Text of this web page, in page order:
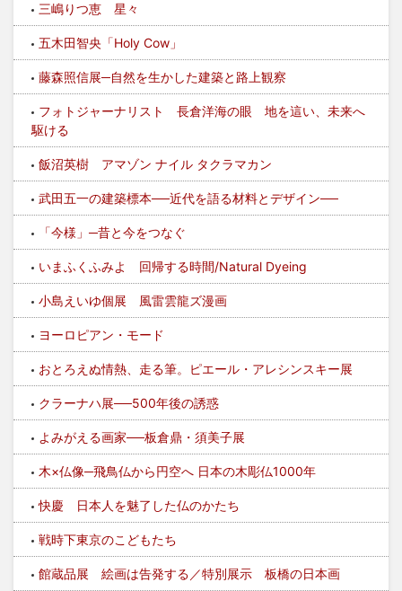
三嶋りつ恵 星々
五木田智央「Holy Cow」
藤森照信展─自然を生かした建築と路上観察
フォトジャーナリスト 長倉洋海の眼 地を這い、未来へ
駆ける
飯沼英樹 アマゾン ナイル タクラマカン
武田五一の建築標本──近代を語る材料とデザイン──
「今様」─昔と今をつなぐ
いまふくふみよ 回帰する時間/Natural Dyeing
小島えいゆ個展 風雷雲龍ズ漫画
ヨーロピアン・モード
おとろえぬ情熱、走る筆。ピエール・アレシンスキー展
クラーナハ展──500年後の誘惑
よみがえる画家──板倉鼎・須美子展
木×仏像─飛鳥仏から円空へ 日本の木彫仏1000年
快慶 日本人を魅了した仏のかたち
戦時下東京のこどもたち
館蔵品展 絵画は告発する／特別展示 板橋の日本画